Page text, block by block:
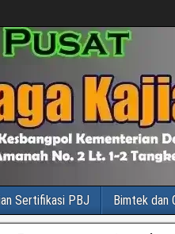
Sertifikasi PBJ Bimtek dan